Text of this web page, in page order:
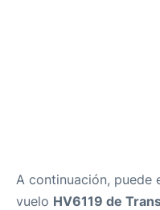
A continuación, puede
vuelo HV6119 de